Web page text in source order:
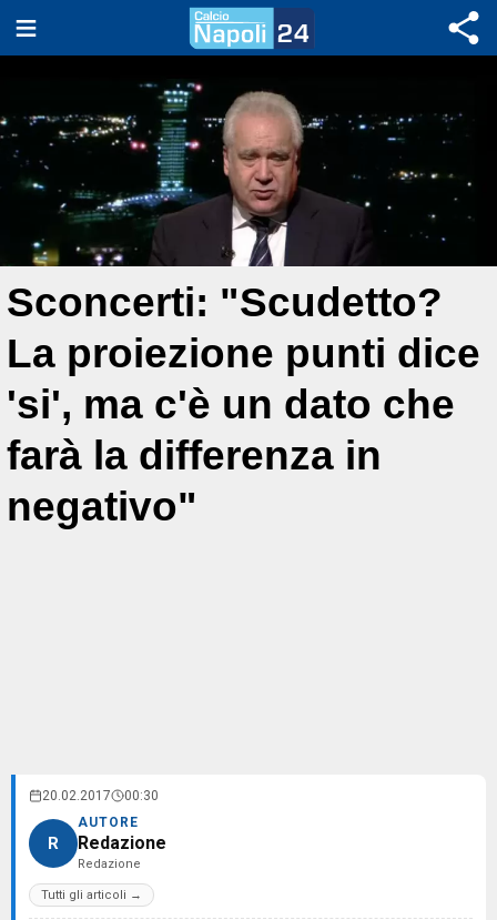
Sconcerti: "Scudetto?
La proiezione punti dice
'si', ma c'è un dato che
farà la differenza in
negativo"
20.02.2017 00:30
R
AUTORE
Redazione
Redazione
Tutti gli articoli →